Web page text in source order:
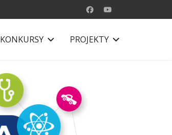
KONKURSY PROJEKTY